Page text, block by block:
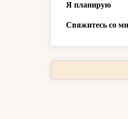
Я планирую
Свяжитесь со